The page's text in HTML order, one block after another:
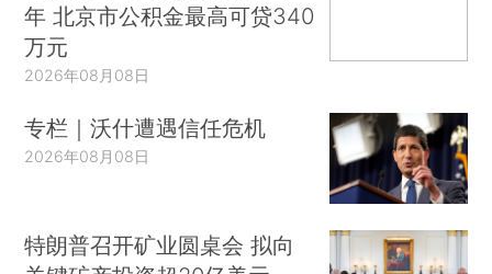
年 北京市公积金最高可贷340
万元
2026年08月08日
专栏｜沃什遭遇信任危机
2026年08月08日
特朗普召开矿业圆桌会 拟向